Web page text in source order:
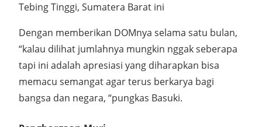
Tebing Tinggi, Sumatera Barat ini
Dengan memberikan DOMnya selama satu bulan,
“kalau dilihat jumlahnya mungkin nggak seberapa
tapi ini adalah apresiasi yang diharapkan bisa
memacu semangat agar terus berkarya bagi
bangsa dan negara, “pungkas Basuki.